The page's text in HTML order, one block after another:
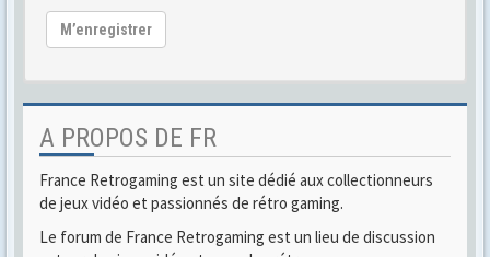
M’enregistrer
A PROPOS DE FR
France Retrogaming est un site dédié aux collectionneurs
de jeux vidéo et passionnés de rétro gaming.
Le forum de France Retrogaming est un lieu de discussion